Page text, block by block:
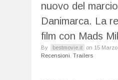
nuovo del
Danimarca. La
film con Mads
By bestmovie.it on 15
Recensioni Trailers